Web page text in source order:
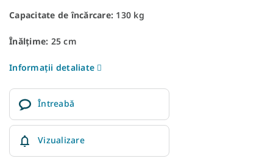
Capacitate de încărcare: 130 kg
Înălțime: 25 cm
Informaţii detaliate
Întreabă
Vizualizare